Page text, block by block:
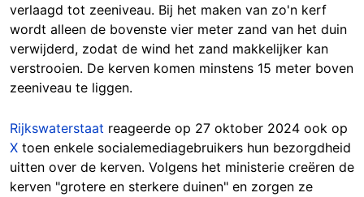
verlaagd tot zeeniveau. Bij het maken van zo'n kerf
wordt alleen de bovenste vier meter zand van het duin
verwijderd, zodat de wind het zand makkelijker kan
verstrooien. De kerven komen minstens 15 meter boven
zeeniveau te liggen.
Rijkswaterstaat reageerde op 27 oktober 2024 ook op
X toen enkele socialemediagebruikers hun bezorgdheid
uitten over de kerven. Volgens het ministerie creëren de
kerven "grotere en sterkere duinen" en zorgen ze